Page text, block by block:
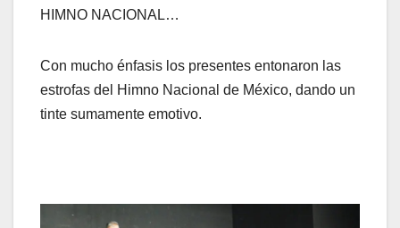
HIMNO NACIONAL…
Con mucho énfasis los presentes entonaron las
estrofas del Himno Nacional de México, dando un
tinte sumamente emotivo.